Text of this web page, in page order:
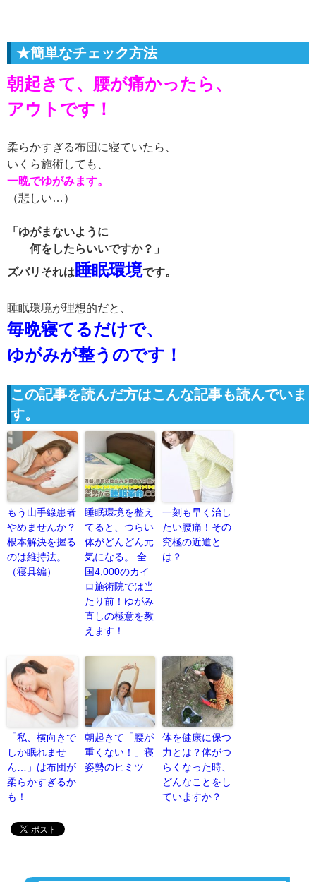
★簡単なチェック方法
朝起きて、腰が痛かったら、
アウトです！
柔らかすぎる布団に寝ていたら、
いくら施術しても、
一晩でゆがみます。
（悲しい…）
「ゆがまないように
何をしたらいいですか？」
ズバリそれは 睡眠環境です。
睡眠環境が理想的だと、
毎晩寝てるだけで、
ゆがみが整うのです！
この記事を読んだ方はこんな記事も読んでいま
す。
もう山手線患者
やめませんか？
根本解決を握る
のは維持法。
（寝具編）
睡眠環境を整え
てると、つらい
体がどんどん元
気になる。 全
国4,000のカイ
ロ施術院では当
たり前！ゆがみ
直しの極意を教
えます！
一刻も早く治し
たい腰痛！その
究極の近道と
は？
「私、横向きで
しか眠れませ
ん…」は布団が
柔らかすぎるか
も！
朝起きて「腰が
重くない！」寝
姿勢のヒミツ
体を健康に保つ
力とは？体がつ
らくなった時、
どんなことをし
ていますか？